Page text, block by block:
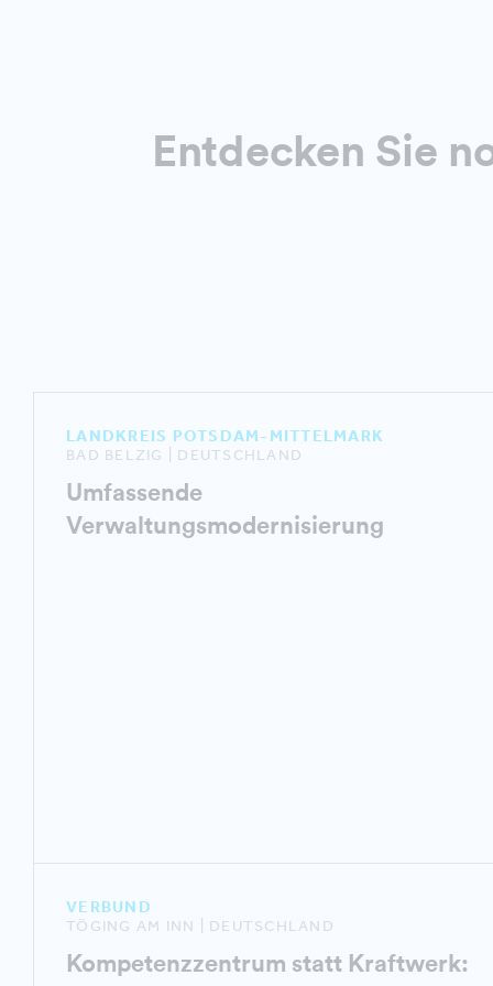
Entdecken Sie
LANDKREIS POTSDAM-MITTELMARK
BAD BELZIG | DEUTSCHLAND
Umfassende
Verwaltungsmodernisierung
VERBUND
TÖGING AM INN | DEUTSCHLAND
Kompetenzzentrum statt Kraftwerk: